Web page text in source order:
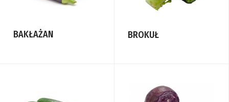
BAKŁAŻAN BROKUŁ